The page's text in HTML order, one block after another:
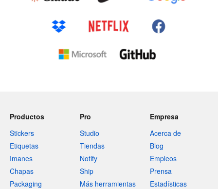
Productos
Stickers
Etiquetas
Imanes
Chapas
Packaging
Pro
Studio
Tiendas
Notify
Ship
Más herramientas
Empresa
Acerca de
Blog
Empleos
Prensa
Estadísticas